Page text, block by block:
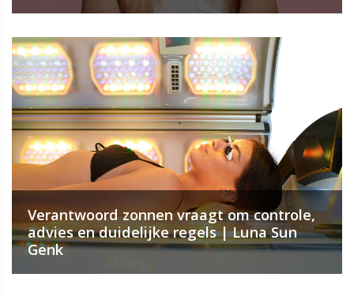
Verantwoord zonnen vraagt om controle,
advies en duidelijke regels | Luna Sun
Genk